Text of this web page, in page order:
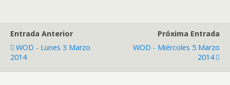
Entrada Anterior
WOD - Lunes 3 Marzo
2014
Próxima Entrada
WOD - Miércoles 5 Marzo
2014